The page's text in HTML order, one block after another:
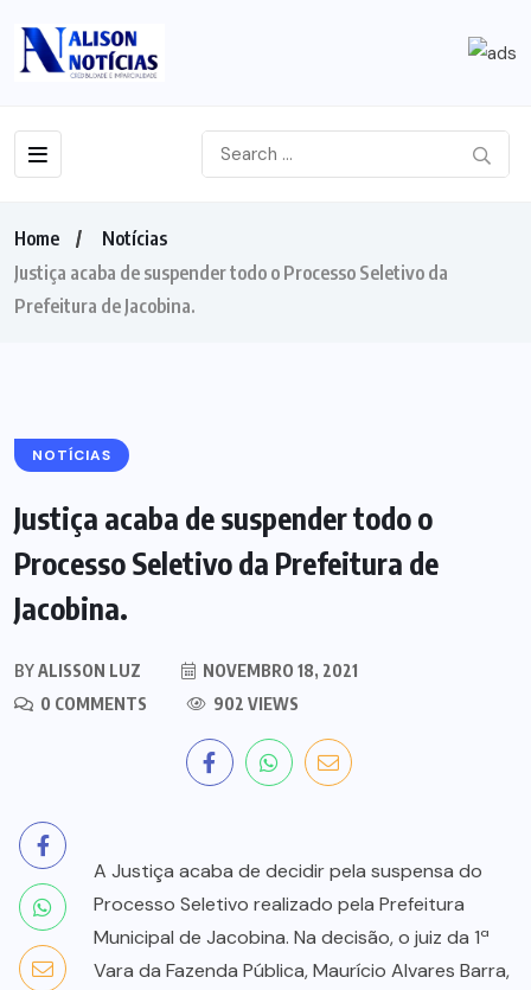
Home
Notícias
Justiça acaba de suspender todo o Processo Seletivo da
Prefeitura de Jacobina.
NOTÍCIAS
Justiça acaba de suspender todo o
Processo Seletivo da Prefeitura de
Jacobina.
BYALISSON LUZ
NOVEMBRO 18, 2021
0 COMMENTS
902 VIEWS
A Justiça acaba de decidir pela suspensa do
Processo Seletivo realizado pela Prefeitura
Municipal de Jacobina. Na decisão, o juiz da 1ª
Vara da Fazenda Pública, Maurício Alvares Barra,